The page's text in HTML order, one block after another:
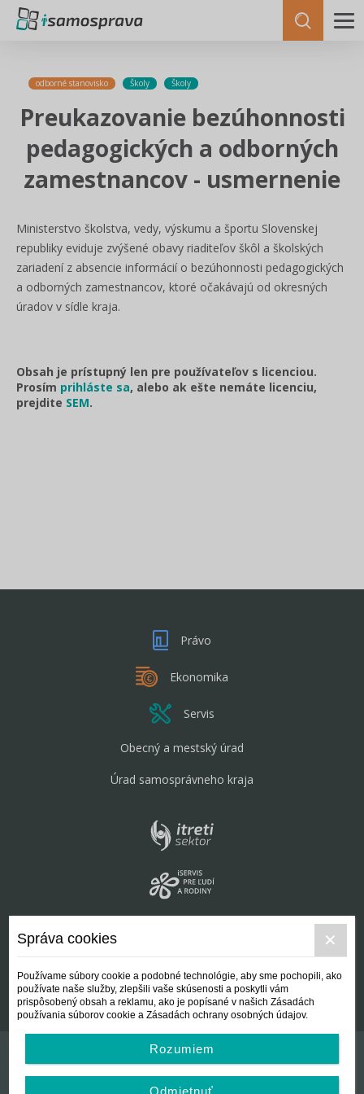
odborné stanovisko Školy Školy
Preukazovanie bezúhonnosti
pedagogických a odborných
zamestnancov - usmernenie
Ministerstvo školstva, vedy, výskumu a športu Slovenskej
republiky eviduje zvýšené obavy riaditeľov škôl a školských
zariadení z absencie informácií o bezúhonnosti pedagogických
a odborných zamestnancov, ktoré očakávajú od okresných
úradov v sídle kraja.
Obsah je prístupný len pre používateľov s licenciou.
Prosím prihláste sa, alebo ak ešte nemáte licenciu,
prejdite SEM.
Právo
Ekonomika
Servis
Obecný a mestský úrad
Úrad samosprávneho kraja
Kontakt
Všeobecné podmienky
Správa cookies
Používame súbory cookie a podobné technológie, aby sme pochopili, ako
používate naše služby, zlepšili vaše skúsenosti a poskytli vám
prispôsobený obsah a reklamu, ako je popísané v našich Zásadách
používania súborov cookie a Zásadách ochrany osobných údajov.
Rozumiem
Odmietnuť